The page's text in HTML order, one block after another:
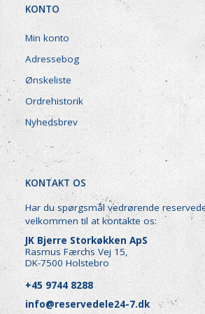
KONTO
Min konto
Adressebog
Ønskeliste
Ordrehistorik
Nyhedsbrev
KONTAKT OS
Har du spørgsmål vedrørende
velkommen til at kontakte os:
JK Bjerre Storkøkken ApS
Rasmus Færchs Vej 15,
DK-7500 Holstebro
+45 9744 8288
info@reservedele24-7.dk